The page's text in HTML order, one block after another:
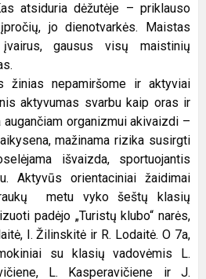
atsiduria dėžutėje – priklauso
jo dienotvarkės. Maistas
gausus visų maistinių
nepamiršome ir aktyviai
aktyvumas svarbu kaip oras ir
augančiam organizmui akivaizdi –
mažinama rizika susirgti
išvaizda, sportuojantis
Aktyvūs orientaciniai žaidimai
metu vyko šeštų klasių
padėjo „Turistų klubo“ narės,
I. Žilinskitė ir R. Lodaitė. O 7a,
su klasių vadovėmis L.
L. Kasperavičiene ir J.